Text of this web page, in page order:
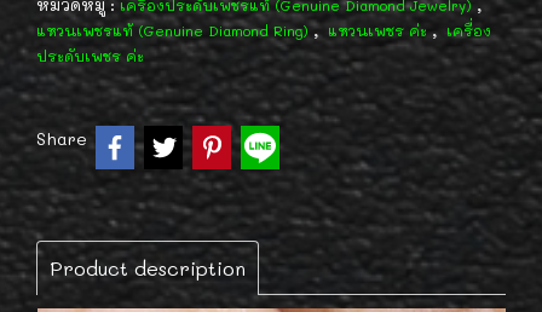
เครื่องประดับเพชรแท้ (Genuine Diamond Jewelry)
แหวนเพชรแท้ (Genuine Diamond Ring), แหวนเพชร ค่ะ , เครื่อง
ประดับเพชร ค่ะ
Share
Product description